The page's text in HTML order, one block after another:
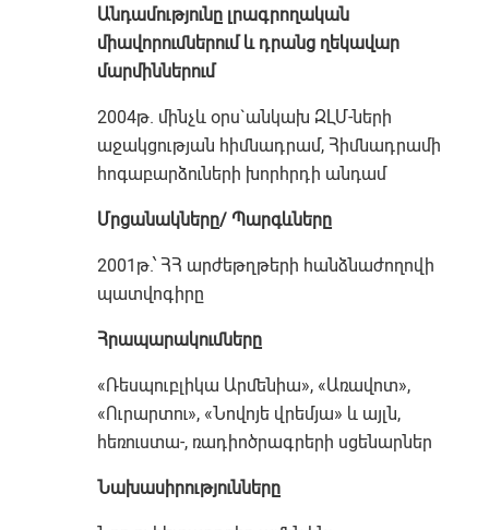
Անդամությունը լրագրողական
միավորումներում և դրանց ղեկավար
մարմիններում
2004թ. մինչև օրս`անկախ ԶԼՄ-ների
աջակցության հիմնադրամ, Հիմնադրամի
հոգաբարձուների խորհրդի անդամ
Մրցանակները/ Պարգևները
2001թ.՝ ՀՀ արժեթղթերի հանձնաժողովի
պատվոգիրը
Հրապարակումները
«Ռեսպուբլիկա Արմենիա», «Առավոտ»,
«Ուրարտու», «Նովոյե վրեմյա» և այլն,
հեռուստա-, ռադիոծրագրերի սցենարներ
Նախասիրությունները